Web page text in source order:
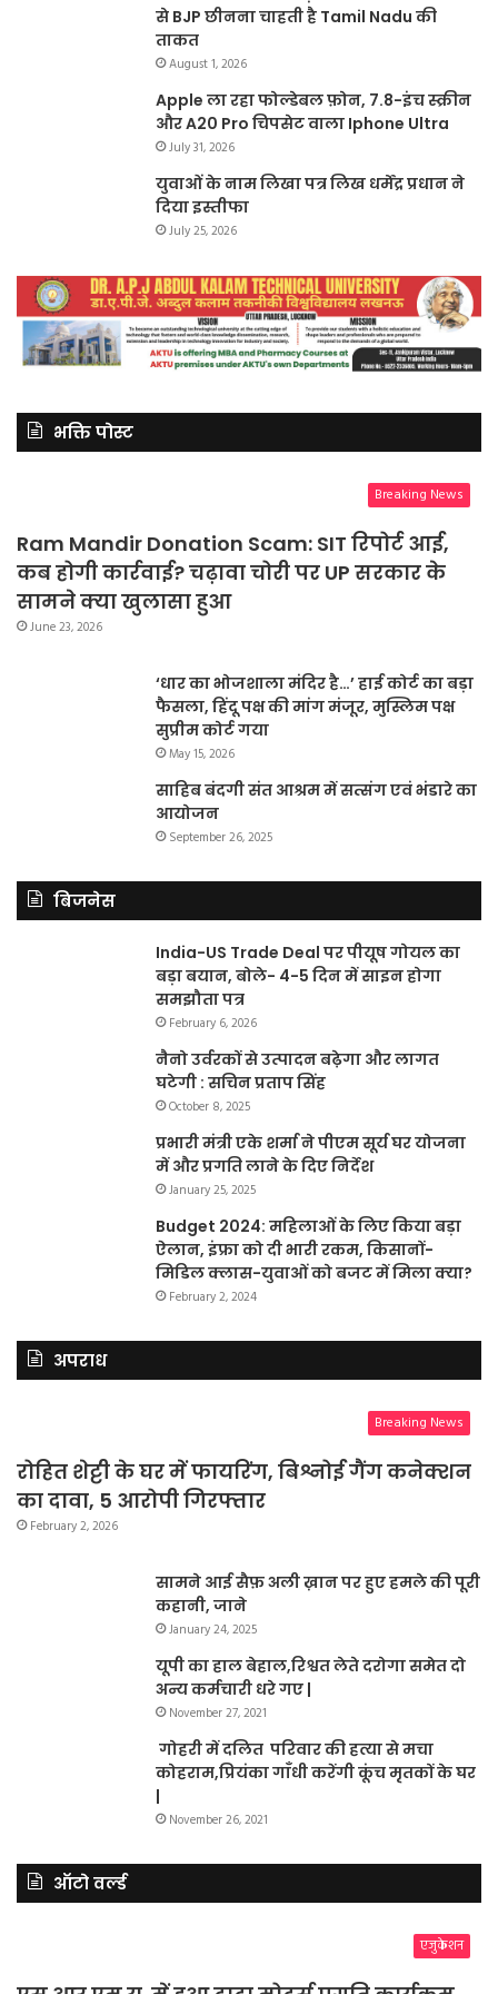
से BJP छीनना चाहती है Tamil Nadu की
ताकत
August 1, 2026
Apple ला रहा फोल्डेबल फ़ोन, 7.8-इंच स्क्रीन
और A20 Pro चिपसेट वाला Iphone Ultra
July 31, 2026
युवाओं के नाम लिखा पत्र लिख धर्मेंद्र प्रधान ने
दिया इस्तीफा
July 25, 2026
भक्ति पोस्ट
Breaking News
Ram Mandir Donation Scam: SIT रिपोर्ट आई,
कब होगी कार्रवाई? चढ़ावा चोरी पर UP सरकार के
सामने क्या खुलासा हुआ
June 23, 2026
‘धार का भोजशाला मंदिर है…’ हाई कोर्ट का बड़ा
फैसला, हिंदू पक्ष की मांग मंजूर, मुस्लिम पक्ष
सुप्रीम कोर्ट गया
May 15, 2026
साहिब बंदगी संत आश्रम में सत्संग एवं भंडारे का
आयोजन
September 26, 2025
बिजनेस
India-US Trade Deal पर पीयूष गोयल का
बड़ा बयान, बोले- 4-5 दिन में साइन होगा
समझौता पत्र
February 6, 2026
नैनो उर्वरकों से उत्पादन बढ़ेगा और लागत
घटेगी : सचिन प्रताप सिंह
October 8, 2025
प्रभारी मंत्री एके शर्मा ने पीएम सूर्य घर योजना
में और प्रगति लाने के दिए निर्देश
January 25, 2025
Budget 2024: महिलाओं के लिए किया बड़ा
ऐलान, इंफ्रा को दी भारी रकम, किसानों-
मिडिल क्लास-युवाओं को बजट में मिला क्या?
February 2, 2024
अपराध
Breaking News
रोहित शेट्टी के घर में फायरिंग, बिश्नोई गैंग कनेक्शन
का दावा, 5 आरोपी गिरफ्तार
February 2, 2026
सामने आई सैफ़ अली ख़ान पर हुए हमले की पूरी
कहानी, जाने
January 24, 2025
यूपी का हाल बेहाल,रिश्वत लेते दरोगा समेत दो
अन्य कर्मचारी धरे गए |
November 27, 2021
गोहरी में दलित परिवार की हत्या से मचा
कोहराम,प्रियंका गाँधी करेंगी कूंच मृतकों के घर
|
November 26, 2021
ऑटो वर्ल्ड
एजुकेशन